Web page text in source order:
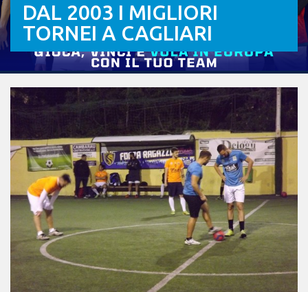
DAL 2003 I MIGLIORI
TORNEI A CAGLIARI